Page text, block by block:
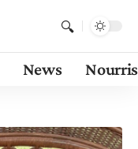
News